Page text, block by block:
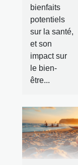
bienfaits
potentiels
sur la santé,
et son
impact sur
le bien-
être...